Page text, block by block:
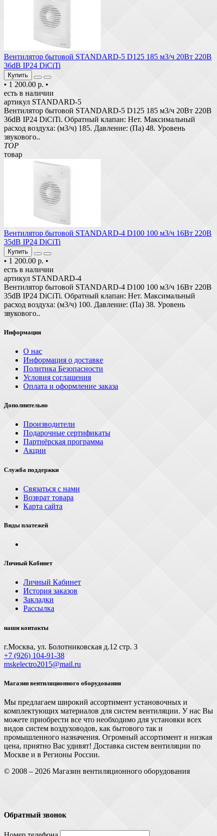
Вентилятор бытовой STANDARD-5 D125 185 м3/ч 20Вт 220В
36dB IP24 DiCiTi
Купить
• 1 200.00 р. •
есть в наличии
артикул STANDARD-5
Вентилятор бытовой STANDARD-5 D125 185 м3/ч 20Вт 220В
36dB IP24 DiCiTi. Обратный клапан: Нет. Максимальный
расход воздуха: (м3/ч) 185. Давление: (Па) 48. Уровень
звукового..
TOP
товар
Вентилятор бытовой STANDARD-4 D100 100 м3/ч 16Вт 220В
35dB IP24 DiCiTi
Купить
• 1 200.00 р. •
есть в наличии
артикул STANDARD-4
Вентилятор бытовой STANDARD-4 D100 100 м3/ч 16Вт 220В
35dB IP24 DiCiTi. Обратный клапан: Нет. Максимальный
расход воздуха: (м3/ч) 100. Давление: (Па) 38. Уровень
звукового..
Информация
О нас
Информация о доставке
Политика Безопасности
Условия соглашения
Оплата и оформление заказа
Дополнительно
Производители
Подарочные сертификаты
Партнёрская программа
Акции
Служба поддержки
Связаться с нами
Возврат товара
Карта сайта
Виды платежей
Личный Кабинет
Личный Кабинет
История заказов
Закладки
Рассылка
наши контакты
г.Москва, ул. Болотниковская д.12 стр. 3
+7 (926) 104-91-З8
mskelectro2015@mail.ru
Магазин вентиляционного оборудования
Мы предлагаем широкий ассортимент установочных и
комплектующих материалов для систем вентиляции. У нас Вы
можете приобрести все что необходимо для установки всех
видов систем воздуховодов, как бытового так и
промышленного назначения. Огромный ассортимент и низкая
цена, приятно Вас удивят! Доставка систем вентиляции по
Москве и в Регионы России.
© 2008 – 2026 Магазин вентиляционного оборудования
Обратный звонок